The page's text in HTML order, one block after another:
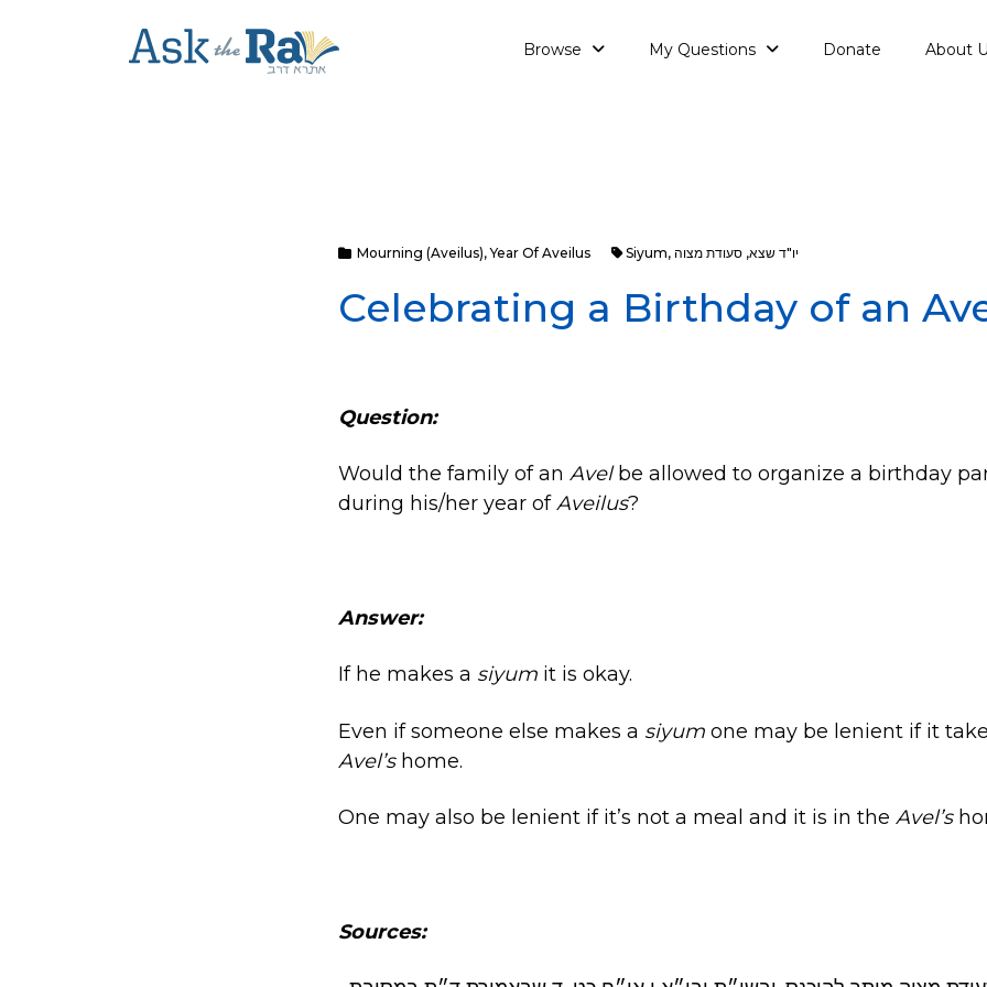
Browse My Questions Donate About
Mourning (Aveilus),Year Of Aveilus Siyum, יו"ד שצא, סעודת מצוה
Celebrating a Birthday of an
Question:
Would the family of an Avelbe allowed to organize a birthday
during his/her year ofAveilus?
Answer:
If he makes a siyum it is okay.
Even if someone else makes a siyum one may be lenient if it
Avel’shome.
One may also be lenient if it’s not a meal and it is in the Avel’s
Sources: